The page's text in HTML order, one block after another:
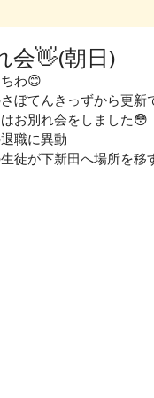
会👋(朝日)
わ😊
ぼてんきっずから更新
お別れ会をしました😳
職に異動
徒が下新田へ場所を移